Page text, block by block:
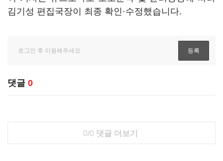
김기성 편집국장이 최종 확인·수정했습니다.
댓글 0
0/0 댓글 더보기